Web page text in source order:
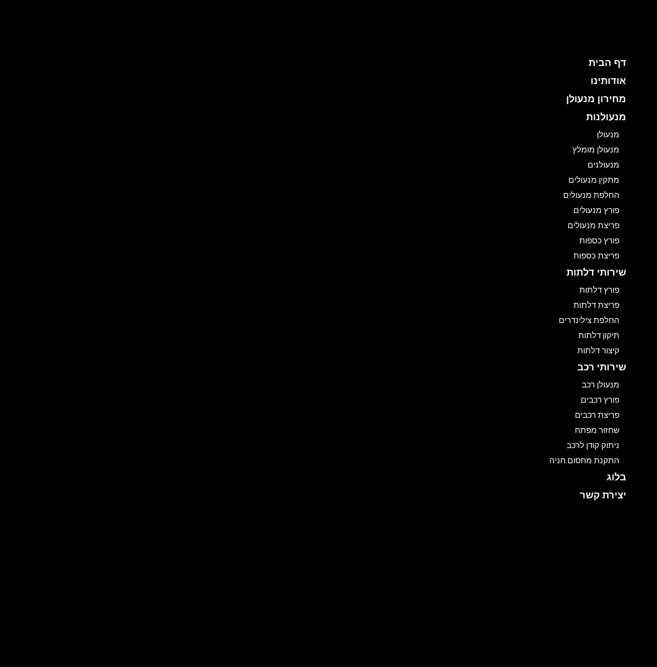
דף הבית
אודותינו
מחירון מנעולן
מנעולנות
מנעולן
מנעולן מומלץ
מנעולנים
מתקין מנעולים
החלפת מנעולים
פורץ מנעולים
פריצת מנעולים
פורץ כספות
פריצת כספות
שירותי דלתות
פורץ דלתות
פריצת דלתות
החלפת צילינדרים
תיקון דלתות
קיצור דלתות
שירותי רכב
מנעולן רכב
פורץ רכבים
פריצת רכבים
שחזור מפתח
ניתוק קודן לרכב
התקנת מחסום חניה
בלוג
יצירת קשר